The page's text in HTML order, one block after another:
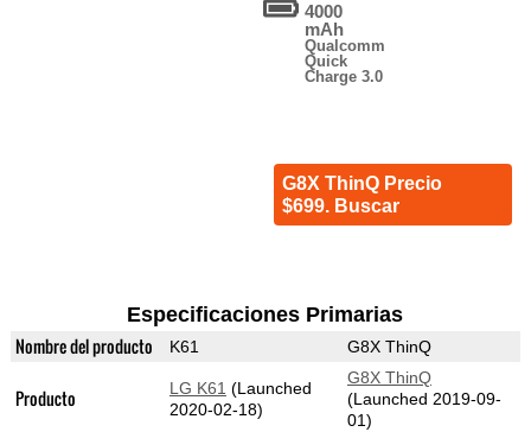
4000
mAh
Qualcomm
Quick
Charge 3.0
G8X ThinQ Precio
$699. Buscar
Especificaciones Primarias
Nombre del producto K61 G8X ThinQ
Producto LG K61 (Launched
2020-02-18)
G8X ThinQ
(Launched 2019-09-
01)